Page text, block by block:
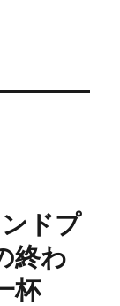
ドプ
終わ
杯